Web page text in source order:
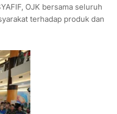
OJK bersama seluruh
terhadap produk dan